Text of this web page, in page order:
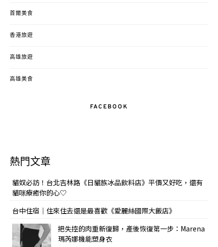
首爾美食
香港旅遊
高雄旅遊
高雄美食
FACEBOOK
熱門文章
貓奴必訪！台北吉林路《日貓族冰品飲料店》平價又好吃，還有
貓咪療癒你的心♡
台中住宿｜住來住去還是最喜歡《愛麗絲國際大飯店》
把失控的肉重新復歸，產後恢復第一步：Marena
瑪芮娜機能塑身衣